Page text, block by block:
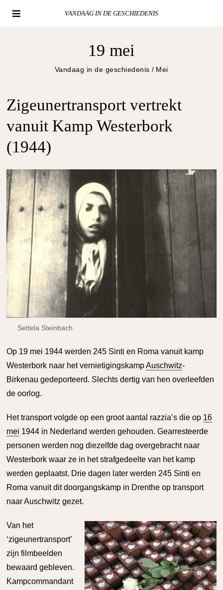
VANDAAG IN DE GESCHIEDENIS
19 mei
Vandaag in de geschiedenis / Mei
Zigeunertransport vertrekt
vanuit Kamp Westerbork
(1944)
Settela Steinbach
Op 19 mei 1944 werden 245 Sinti en Roma vanuit kamp
Westerbork naar het vernietigingskampAuschwitz-
Birkenau gedeporteerd. Slechts dertig van hen overleefden
de oorlog.
Het transport volgde op een groot aantal razzia’s die op 16
mei 1944 in Nederland werden gehouden. Gearresteerde
personen werden nog diezelfde dag overgebracht naar
Westerbork waar ze in het strafgedeelte van het kamp
werden geplaatst. Drie dagen later werden 245 Sinti en
Roma vanuit dit doorgangskamp in Drenthe op transport
naar Auschwitz gezet.
Van het
‘zigeunertransport’
zijn filmbeelden
bewaard gebleven.
Kampcommandant